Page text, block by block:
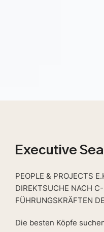
Executive
PEOPLE & PROJECTS
DIREKTSUCHE NACH
FÜHRUNGSKRÄFTEN
Die besten Köpfe